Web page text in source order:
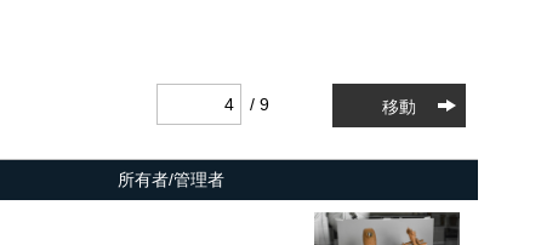
/ 9 移動
所有者/管理者